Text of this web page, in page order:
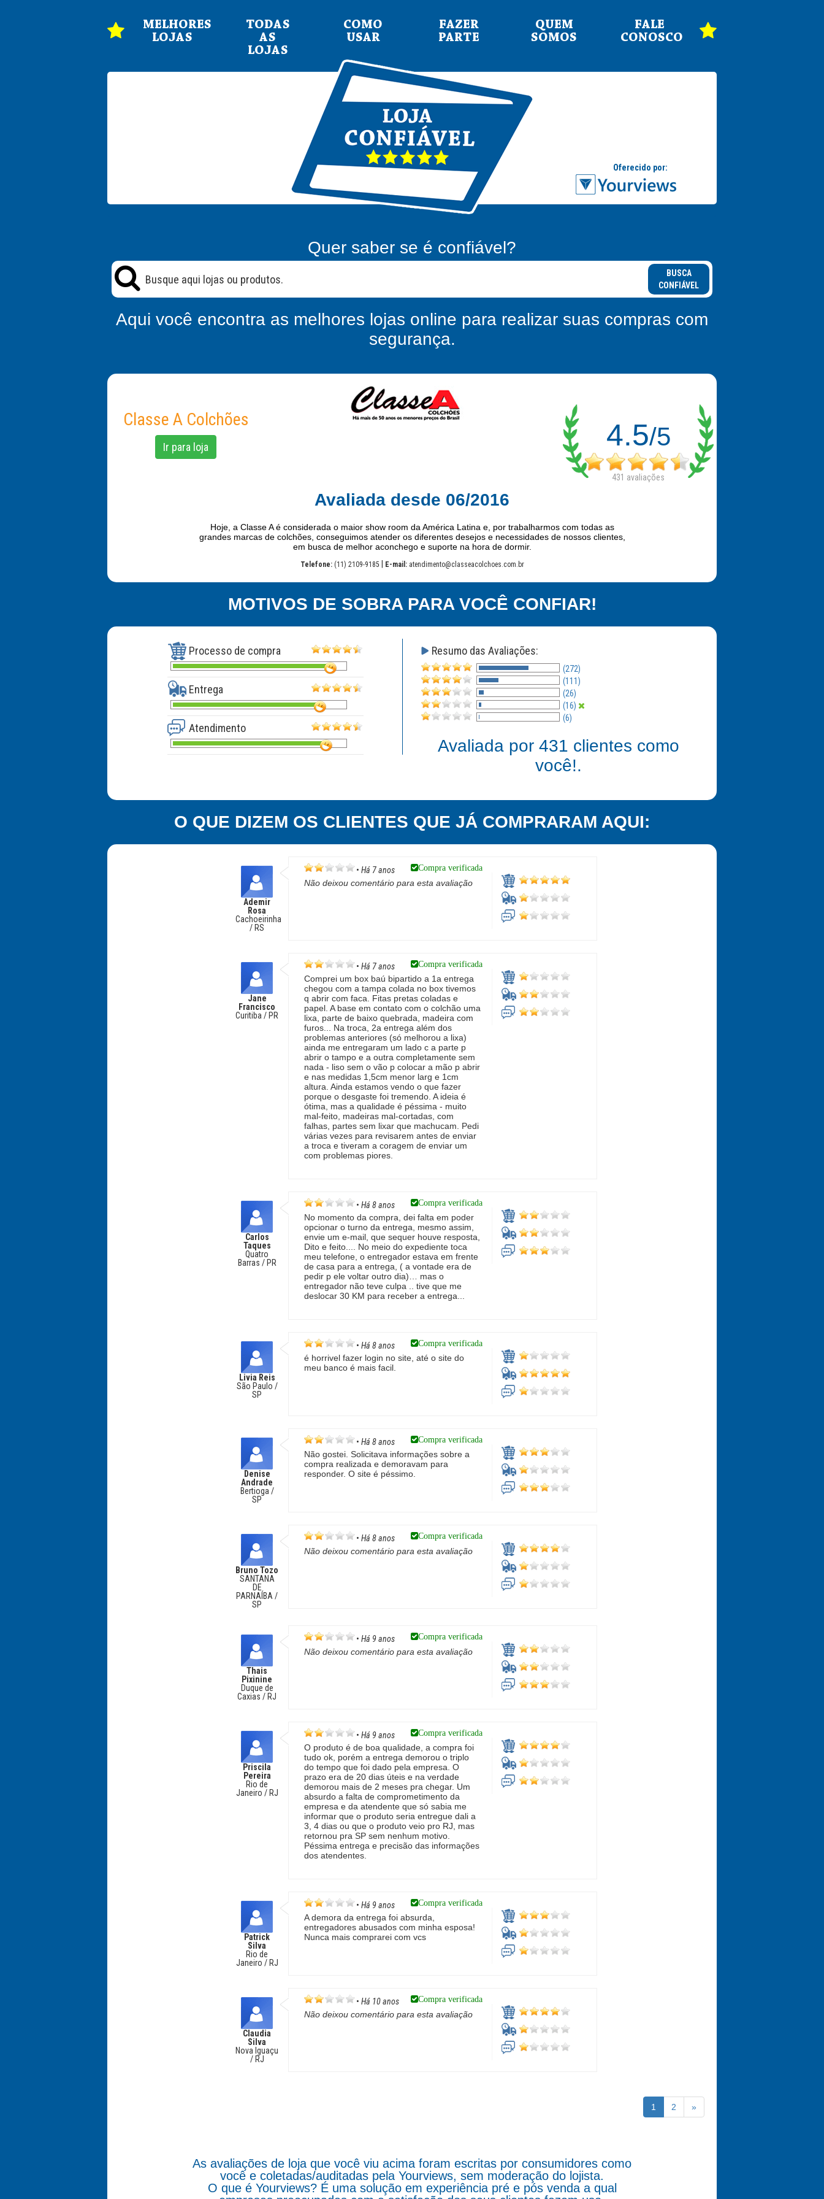
MELHORES
LOJAS
TODAS
AS
LOJAS
COMO
USAR
FAZER
PARTE
QUEM
SOMOS
FALE
CONOSCO
Quer saber se é confiável?
BUSCA
CONFIÁVEL
Aqui você encontra as melhores lojas online para realizar suas compras com
segurança.
Classe A Colchões
Ir para loja 4.5/5
431 avaliações
Avaliada desde 06/2016
Hoje, a Classe A é considerada o maior show room da América Latina e, por trabalharmos com todas as
grandes marcas de colchões, conseguimos atender os diferentes desejos e necessidades de nossos clientes,
em busca de melhor aconchego e suporte na hora de dormir.
Telefone: (11) 2109-9185 E-mail:atendimento@classeacolchoes.com.br
MOTIVOS DE SOBRA PARA VOCÊ CONFIAR!
Processo de compra
Entrega
Atendimento
Resumo das Avaliações:
(272)
(111)
(26)
(16)
(6)
Avaliada por 431 clientes como
você!.
O QUE DIZEM OS CLIENTES QUE JÁ COMPRARAM AQUI:
Ademir
Rosa
Cachoeirinha
/ RS
• Há 7 anos Compra verificada
Não deixou comentário para esta avaliação
Jane
Francisco
Curitiba / PR
• Há 7 anos Compra verificada
Comprei um box baú bipartido a 1a entrega
chegou com a tampa colada no box tivemos
q abrir com faca. Fitas pretas coladas e
papel. A base em contato com o colchão uma
lixa, parte de baixo quebrada, madeira com
furos... Na troca, 2a entrega além dos
problemas anteriores (só melhorou a lixa)
ainda me entregaram um lado c a parte p
abrir o tampo e a outra completamente sem
nada - liso sem o vão p colocar a mão p abrir
e nas medidas 1,5cm menor larg e 1cm
altura. Ainda estamos vendo o que fazer
porque o desgaste foi tremendo. A ideia é
ótima, mas a qualidade é péssima - muito
mal-feito, madeiras mal-cortadas, com
falhas, partes sem lixar que machucam. Pedi
várias vezes para revisarem antes de enviar
a troca e tiveram a coragem de enviar um
com problemas piores.
Carlos
Taques
Quatro
Barras / PR
• Há 8 anos Compra verificada
No momento da compra, dei falta em poder
opcionar o turno da entrega, mesmo assim,
envie um e-mail, que sequer houve resposta,
Dito e feito.... No meio do expediente toca
meu telefone, o entregador estava em frente
de casa para a entrega, ( a vontade era de
pedir p ele voltar outro dia)… mas o
entregador não teve culpa .. tive que me
deslocar 30 KM para receber a entrega...
Livia Reis
São Paulo /
SP
• Há 8 anos Compra verificada
é horrivel fazer login no site, até o site do
meu banco é mais facil.
Denise
Andrade
Bertioga /
SP
• Há 8 anos Compra verificada
Não gostei. Solicitava informações sobre a
compra realizada e demoravam para
responder. O site é péssimo.
Bruno Tozo
SANTANA
DE
PARNAÍBA /
SP
• Há 8 anos Compra verificada
Não deixou comentário para esta avaliação
Thais
Pixinine
Duque de
Caxias / RJ
• Há 9 anos Compra verificada
Não deixou comentário para esta avaliação
Priscila
Pereira
Rio de
Janeiro / RJ
• Há 9 anos Compra verificada
O produto é de boa qualidade, a compra foi
tudo ok, porém a entrega demorou o triplo
do tempo que foi dado pela empresa. O
prazo era de 20 dias úteis e na verdade
demorou mais de 2 meses pra chegar. Um
absurdo a falta de comprometimento da
empresa e da atendente que só sabia me
informar que o produto seria entregue dali a
3, 4 dias ou que o produto veio pro RJ, mas
retornou pra SP sem nenhum motivo.
Péssima entrega e precisão das informações
dos atendentes.
Patrick
Silva
Rio de
Janeiro / RJ
• Há 9 anos Compra verificada
A demora da entrega foi absurda,
entregadores abusados com minha esposa!
Nunca mais comprarei com vcs
Claudia
Silva
Nova Iguaçu
/ RJ
• Há 10 anos Compra verificada
Não deixou comentário para esta avaliação
1 2 »
As avaliações de loja que você viu acima foram escritas por consumidores como
você e coletadas/auditadas pela Yourviews, sem moderação do lojista.
O que é Yourviews? É uma solução em experiência pré e pós venda a qual